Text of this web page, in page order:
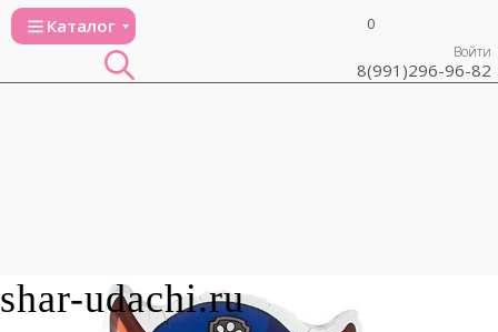
Каталог
Войти
0
8(991)296-96-82
shar-udachi.ru